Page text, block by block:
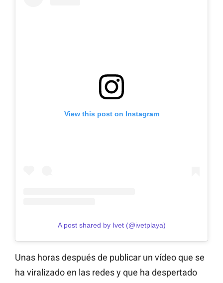
View this post on Instagram
A post shared by Ivet (@ivetplaya)
Unas horas después de publicar un vídeo que se
ha viralizado en las redes y que ha despertado